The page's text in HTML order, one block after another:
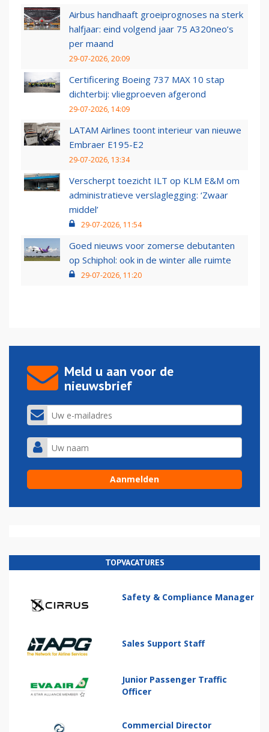
Airbus handhaaft groeiprognoses na sterk
halfjaar: eind volgend jaar 75 A320neo’s
per maand
29-07-2026, 20:09
Certificering Boeing 737 MAX 10 stap
dichterbij: vliegproeven afgerond
29-07-2026, 14:09
LATAM Airlines toont interieur van nieuwe
Embraer E195-E2
29-07-2026, 13:34
Verscherpt toezicht ILT op KLM E&M om
administratieve verslaglegging: ‘Zwaar
middel’
29-07-2026, 11:54
Goed nieuws voor zomerse debutanten
op Schiphol: ook in de winter alle ruimte
29-07-2026, 11:20
Meld u aan voor de
nieuwsbrief
TOPVACATURES
Safety & Compliance Manager
Sales Support Staff
Junior Passenger Traffic
Officer
Commercial Director